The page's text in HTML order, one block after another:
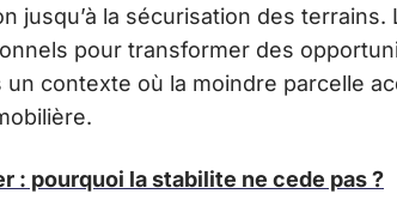
jusqu’à la sécurisation des
pour transformer des
contexte où la moindre parcelle
: pourquoi la stabilite ne cede pas ?